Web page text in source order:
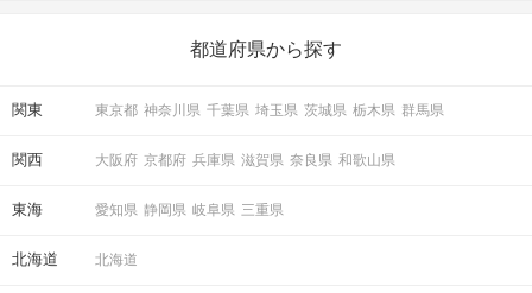
の楽しいことアイデアを集めました♪ いままさに楽しいことを探し
都道府県から探す
関東 東京都 神奈川県 千葉県 埼玉県 茨城県 栃木県 群馬県
関西 大阪府 京都府 兵庫県 滋賀県 奈良県 和歌山県
東海 愛知県 静岡県 岐阜県 三重県
北海道 北海道